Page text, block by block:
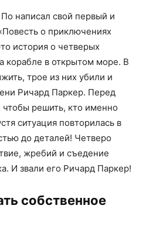
написал свой первый и
о приключениях
история о четверых
корабле в открытом море. В
трое из них убили и
Ричард Паркер. Перед
решить, кто именно
ситуация повторилась в
до деталей! Четверо
жребий и съедение
И звали его Ричард Паркер!
собственное